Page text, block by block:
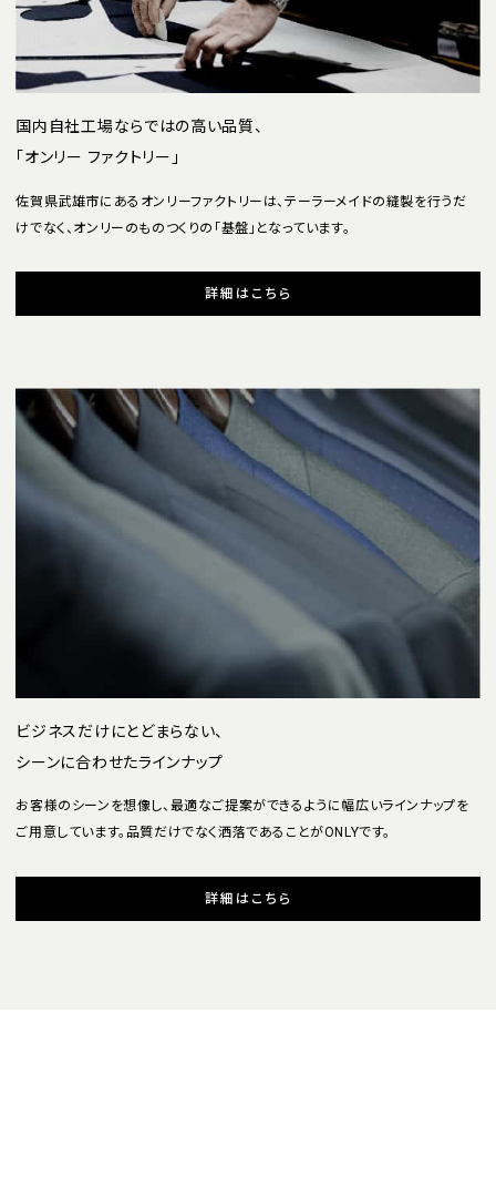
国内自社工場ならではの高い品質、
「オンリー ファクトリー」
佐賀県武雄市にあるオンリーファクトリーは、テーラーメイドの縫製を行うだ
けでなく、オンリーのものつくりの「基盤」となっています。
詳細はこちら
ビジネスだけにとどまらない、
シーンに合わせたラインナップ
お客様のシーンを想像し、最適なご提案ができるように幅広いラインナップを
ご用意しています。品質だけでなく洒落であることがONLYです。
詳細はこちら